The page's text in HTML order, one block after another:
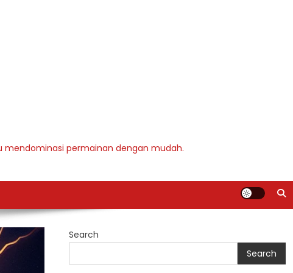
mendominasi permainan dengan mudah.
Search
Search